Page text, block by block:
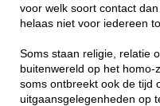
voor welk soort contact
helaas niet voor iedereen
Soms staan religie, relatie
buitenwereld op het homo-
soms ontbreekt ook de tijd
uitgaansgelegenheden op